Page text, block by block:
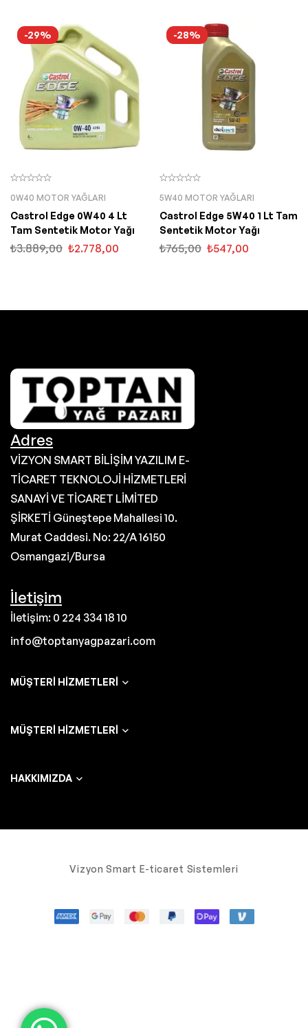
-29%
0W40 MOTOR YAĞLARI
Castrol Edge 0W40 4 Lt
Tam Sentetik Motor Yağı
₺3.889,00 ₺2.778,00
-28%
5W40 MOTOR YAĞLARI
Castrol Edge 5W40 1 Lt Tam
Sentetik Motor Yağı
₺765,00 ₺547,00
Adres
VİZYON SMART BİLİŞİM YAZILIM E-
TİCARET TEKNOLOJİ HİZMETLERİ
SANAYİ VE TİCARET LİMİTED
ŞİRKETİ Güneştepe Mahallesi 10.
Murat Caddesi. No: 22/A 16150
Osmangazi/Bursa
İletişim
İletişim: 0 224 334 18 10
info@toptanyagpazari.com
MÜŞTERI HIZMETLERI
MÜŞTERI HIZMETLERI
HAKKIMIZDA
Vizyon Smart E-ticaret Sistemleri